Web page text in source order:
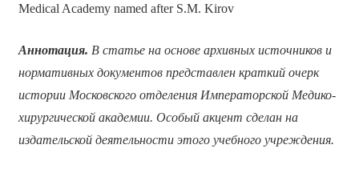
Medical Academy named after S.M. Kirov
Аннотация. В статье на основе архивных источников и
нормативных документов представлен краткий очерк
истории Московского отделения Императорской Медико-
хирургической академии. Особый акцент сделан на
издательской деятельности этого учебного учреждения.